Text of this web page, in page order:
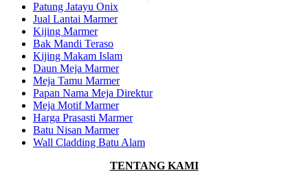
Patung Jatayu Onix
Jual Lantai Marmer
Kijing Marmer
Bak Mandi Teraso
Kijing Makam Islam
Daun Meja Marmer
Meja Tamu Marmer
Papan Nama Meja Direktur
Meja Motif Marmer
Harga Prasasti Marmer
Batu Nisan Marmer
Wall Cladding Batu Alam
TENTANG KAMI